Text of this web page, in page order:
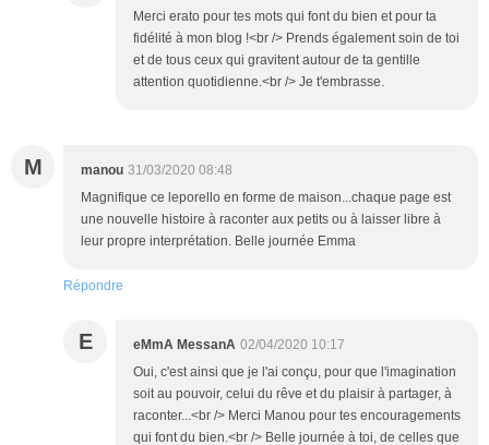
Merci erato pour tes mots qui font du bien et pour ta
fidélité à mon blog !<br /> Prends également soin de toi
et de tous ceux qui gravitent autour de ta gentille
attention quotidienne.<br /> Je t'embrasse.
M manou 31/03/2020 08:48
Magnifique ce leporello en forme de maison...chaque page est
une nouvelle histoire à raconter aux petits ou à laisser libre à
leur propre interprétation. Belle journée Emma
Répondre
E eMmA MessanA 02/04/2020 10:17
Oui, c'est ainsi que je l'ai conçu, pour que l'imagination
soit au pouvoir, celui du rêve et du plaisir à partager, à
raconter...<br /> Merci Manou pour tes encouragements
qui font du bien.<br /> Belle journée à toi, de celles que